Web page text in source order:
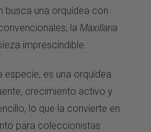
busca una orquídea con
la Maxillaria
imprescindible.
especie, es una orquídea
crecimiento activo y
lo que la convierte en
para coleccionistas